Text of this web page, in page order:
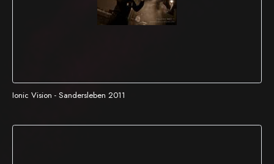
Ionic Vision - Sandersleben 2011